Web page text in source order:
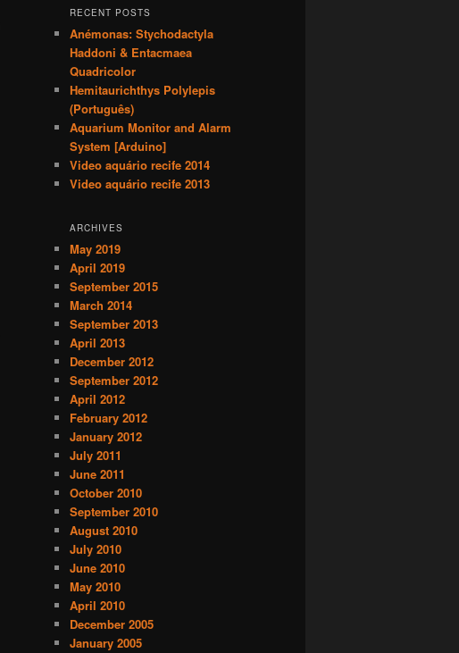
r
h
RECENT POSTS
Anémonas: Stychodactyla
Haddoni & Entacmaea
Quadricolor
Hemitaurichthys Polylepis
(Português)
Aquarium Monitor and Alarm
System [Arduino]
Video aquário recife 2014
Video aquário recife 2013
ARCHIVES
May 2019
April 2019
September 2015
March 2014
September 2013
April 2013
December 2012
September 2012
April 2012
February 2012
January 2012
July 2011
June 2011
October 2010
September 2010
August 2010
July 2010
June 2010
May 2010
April 2010
December 2005
January 2005